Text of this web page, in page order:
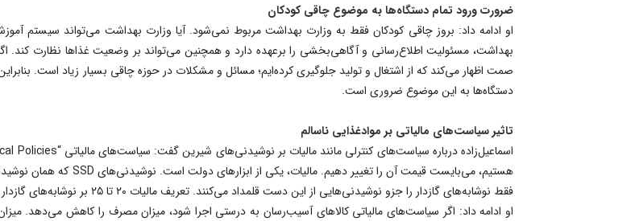
ضرورت ورود تمام دستگاه‌ها به موضوع چاقی کودکان
او ادامه داد: بروز چاقی کودکان فقط به وزارت بهداشت مربوط نمی‌شود. آیا وزارت بهداشت می‌تواند سیستم
بهداشت، مسئولیت اطلاع‌رسانی و آگاهی‌بخشی را برعهده دارد و همچنین می‌تواند بر وضعیت غذاها نظارت کند.
صمت اظهار می‌کند که از اشتغال و تولید جلوگیری کرده‌ایم؛ مسائل و مشکلات در حوزه چاقی بسیار زیاد است.
دستگاه‌ها به این موضوع ضروری است.
تاثیر سیاست‌های مالیاتی بر موادغذایی ناسالم
فقط نوشابه‌های گازدار را جزو نوشیدنی‌هایی از این دست قلمداد می‌کنند. تعریف مالیات ۲۰ تا ۲۵ بر نوشابه‌های گازدار سبب افزایش قیمت و در نتیجه کاهش مصرف می‌شود.